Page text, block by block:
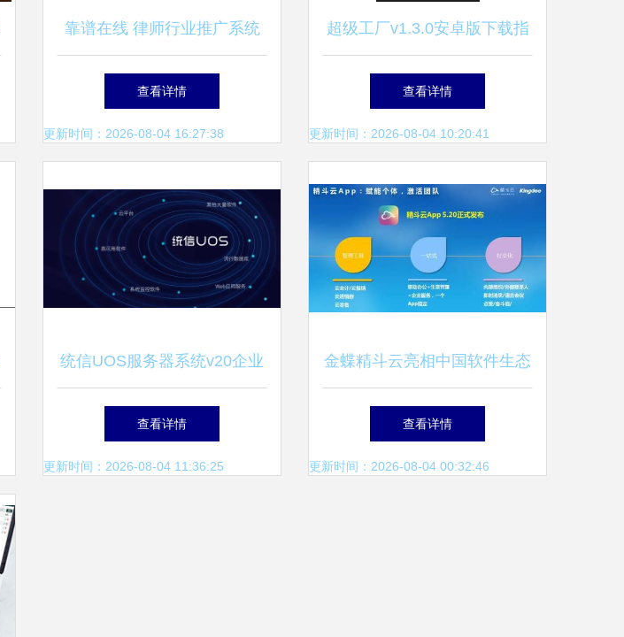
靠谱在线 律师行业推广系统
应用软件服务的专业选择
查看详情
更新时间：2026-08-04 16:27:38
超级工厂v1.3.0安卓版下载指
南——来自91手游网的应用软
件服务介绍
查看详情
更新时间：2026-08-04 10:20:41
统信UOS服务器系统v20企业
版(1030)发布，应用软件服务
全新升级
查看详情
更新时间：2026-08-04 11:36:25
金蝶精斗云亮相中国软件生态
大会 共绘企业云服务新蓝图
查看详情
更新时间：2026-08-04 00:32:46